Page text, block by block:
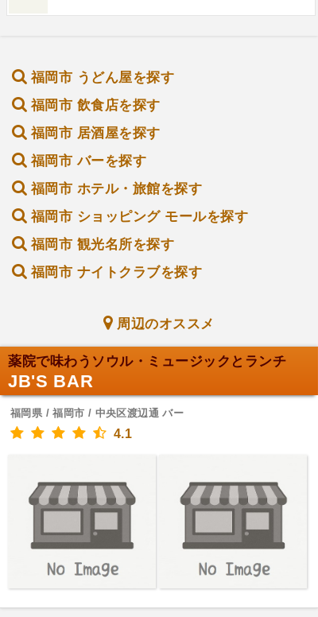
福岡市 うどん屋を探す
福岡市 飲食店を探す
福岡市 居酒屋を探す
福岡市 バーを探す
福岡市 ホテル・旅館を探す
福岡市 ショッピング モールを探す
福岡市 観光名所を探す
福岡市 ナイトクラブを探す
周辺のオススメ
薬院で味わうソウル・ミュージックとランチ
JB'S BAR
福岡県 / 福岡市 / 中央区渡辺通 バー
4.1